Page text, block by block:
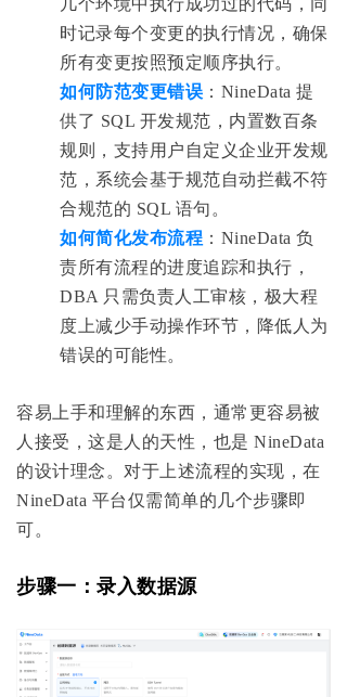
几个环境中执行成功过的代码，同
时记录每个变更的执行情况，确保
所有变更按照预定顺序执行。
如何防范变更错误 ：NineData 提
供了 SQL 开发规范，内置数百条
规则，支持用户自定义企业开发规
范，系统会基于规范自动拦截不符
合规范的 SQL 语句。
如何简化发布流程 ：NineData 负
责所有流程的进度追踪和执行，
DBA 只需负责人工审核，极大程
度上减少手动操作环节，降低人为
错误的可能性。
容易上手和理解的东西，通常更容易被
人接受，这是人的天性，也是 NineData
的设计理念。对于上述流程的实现，在
NineData 平台仅需简单的几个步骤即
可。
步骤一：录入数据源